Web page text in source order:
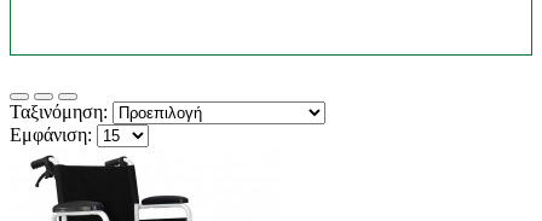
Ταξινόμηση:
Εμφάνιση: